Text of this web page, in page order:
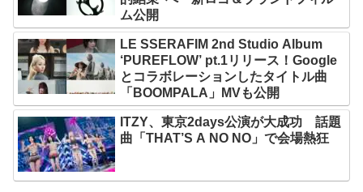
ム公開
LE SSERAFIM 2nd Studio Album
‘PUREFLOW’ pt.1リリース！Google
とコラボレーションしたタイトル曲
「BOOMPALA」MVも公開
ITZY、東京2days公演が大成功 話題
曲「THAT’S A NO NO」で会場熱狂